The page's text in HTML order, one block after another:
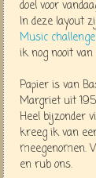
doel voor
In deze layout
Music
ik nog nooit
Papier is van
Margriet uit
Heel bijzonder
kreeg ik van
meegenomen.
en rub ons.